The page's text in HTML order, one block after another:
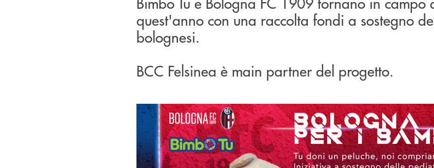
quest'anno con una raccolta fondi a sostegno
bolognesi.
BCC Felsinea è main partner del progetto.